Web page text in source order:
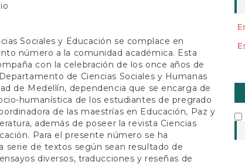
Sociales y Educación se complace en
número a la comunidad académica. Esta
con la celebración de los once años de
de Ciencias Sociales y Humanas
de Medellín, dependencia que se encarga de
humanística de los estudiantes de pregrado
de las maestrías en Educación, Paz y
además de poseer la revista Ciencias
Para el presente número se ha
serie de textos según sean resultado de
diversos, traducciones y reseñas de
a